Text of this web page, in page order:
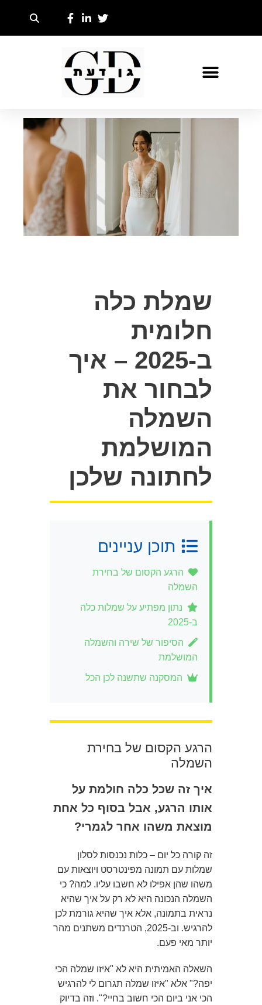
שמלת כלה
חלומית
ב-2025 – איך
לבחור את
השמלה
המושלמת
לחתונה שלכן
תוכן עניינים
הרגע הקסום של בחירת
השמלה
נתון מפתיע על שמלות כלה
ב-2025
הסיפור של שירה והשמלה
המושלמת
המסקנה שתשנה לכן הכל
הרגע הקסום של בחירת
השמלה
איך זה שכל כלה חולמת על
אותו הרגע, אבל בסוף כל אחת
מוצאת משהו אחר לגמרי?
זה קורה כל יום – כלות נכנסות לסלון
שמלות עם תמונה מפינטרסט ויוצאות עם
משהו שהן אפילו לא חשבו עליו. למה? כי
השמלה הנכונה היא לא רק על איך שהיא
נראית בתמונה, אלא איך שהיא גורמת לכן
להרגיש. וב-2025, הטרנדים משתנים מהר
יותר מאי פעם.
השאלה האמיתית היא לא "איזו שמלה הכי
יפה?" אלא "איזו שמלה תגרום לי להרגיש
הכי אני ביום הכי חשוב בחיי?". וזה בדיוק